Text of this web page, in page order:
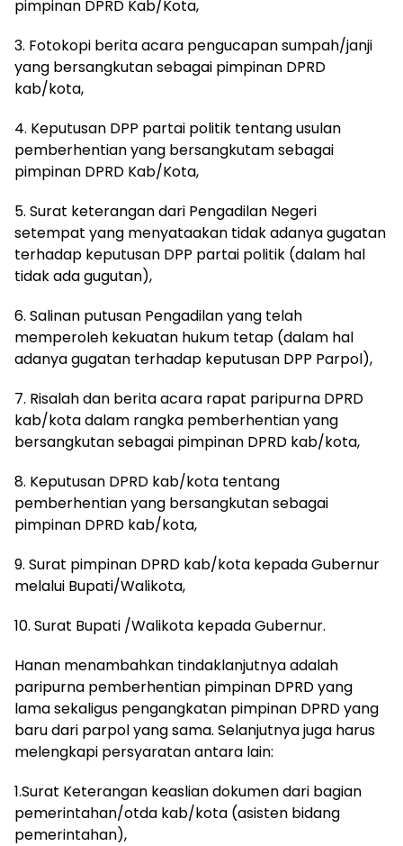
pimpinan DPRD Kab/Kota,
3. Fotokopi berita acara pengucapan sumpah/janji
yang bersangkutan sebagai pimpinan DPRD
kab/kota,
4. Keputusan DPP partai politik tentang usulan
pemberhentian yang bersangkutam sebagai
pimpinan DPRD Kab/Kota,
5. Surat keterangan dari Pengadilan Negeri
setempat yang menyataakan tidak adanya gugatan
terhadap keputusan DPP partai politik (dalam hal
tidak ada gugutan),
6. Salinan putusan Pengadilan yang telah
memperoleh kekuatan hukum tetap (dalam hal
adanya gugatan terhadap keputusan DPP Parpol),
7. Risalah dan berita acara rapat paripurna DPRD
kab/kota dalam rangka pemberhentian yang
bersangkutan sebagai pimpinan DPRD kab/kota,
8. Keputusan DPRD kab/kota tentang
pemberhentian yang bersangkutan sebagai
pimpinan DPRD kab/kota,
9. Surat pimpinan DPRD kab/kota kepada Gubernur
melalui Bupati/Walikota,
10. Surat Bupati /Walikota kepada Gubernur.
Hanan menambahkan tindaklanjutnya adalah
paripurna pemberhentian pimpinan DPRD yang
lama sekaligus pengangkatan pimpinan DPRD yang
baru dari parpol yang sama. Selanjutnya juga harus
melengkapi persyaratan antara lain:
1.Surat Keterangan keaslian dokumen dari bagian
pemerintahan/otda kab/kota (asisten bidang
pemerintahan),